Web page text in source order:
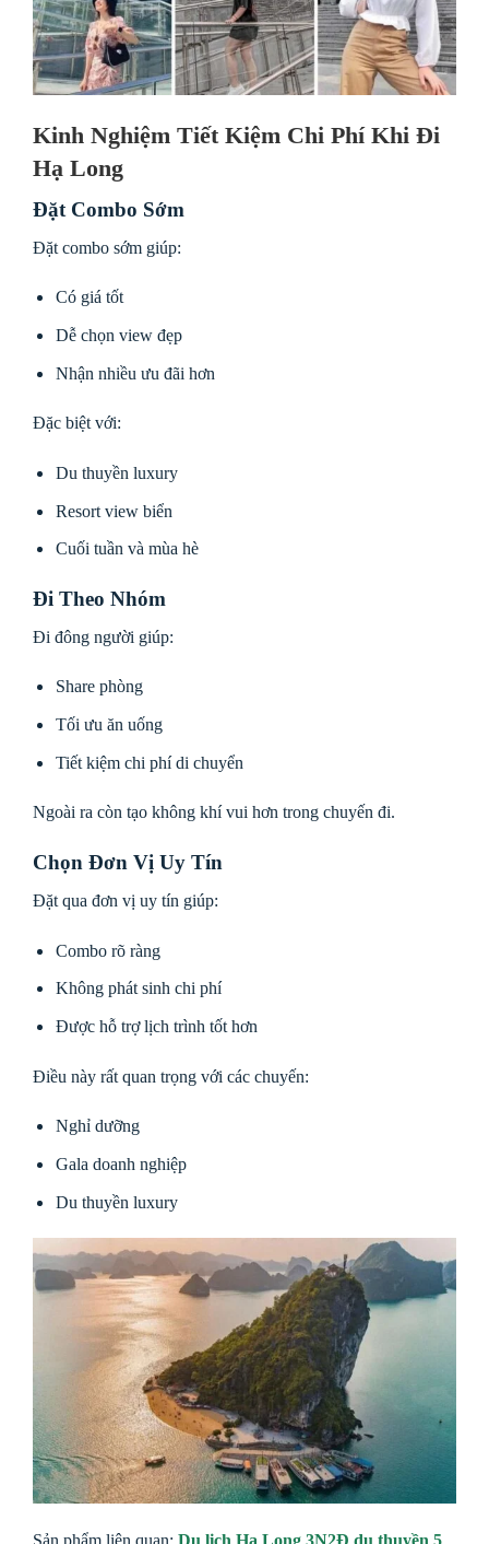
Kinh Nghiệm Tiết Kiệm Chi Phí Khi Đi
Hạ Long
Đặt Combo Sớm
Đặt combo sớm giúp:
Có giá tốt
Dễ chọn view đẹp
Nhận nhiều ưu đãi hơn
Đặc biệt với:
Du thuyền luxury
Resort view biển
Cuối tuần và mùa hè
Đi Theo Nhóm
Đi đông người giúp:
Share phòng
Tối ưu ăn uống
Tiết kiệm chi phí di chuyển
Ngoài ra còn tạo không khí vui hơn trong chuyến đi.
Chọn Đơn Vị Uy Tín
Đặt qua đơn vị uy tín giúp:
Combo rõ ràng
Không phát sinh chi phí
Được hỗ trợ lịch trình tốt hơn
Điều này rất quan trọng với các chuyến:
Nghỉ dưỡng
Gala doanh nghiệp
Du thuyền luxury
Sản phẩm liên quan: Du lịch Hạ Long 3N2Đ du thuyền 5